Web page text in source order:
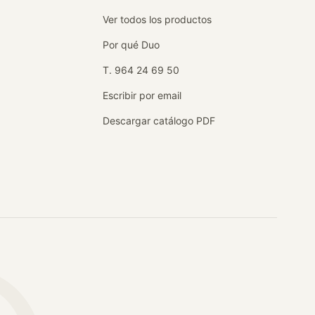
Ver todos los productos
Por qué Duo
T. 964 24 69 50
Escribir por email
Descargar catálogo PDF